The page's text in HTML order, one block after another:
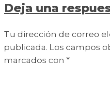
Deja una
Tu dirección de correo
publicada. Los campos
marcados con *